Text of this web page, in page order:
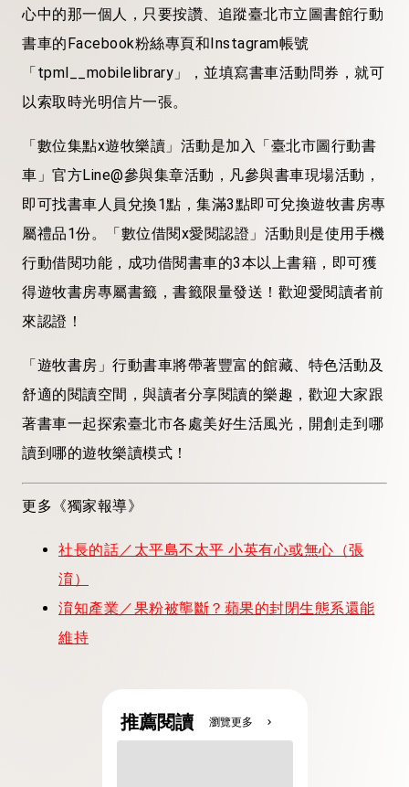
心中的那一個人，只要按讚、追蹤臺北市立圖書館行動
書車的Facebook粉絲專頁和Instagram帳號
「tpml__mobilelibrary」，並填寫書車活動問券，就可
以索取時光明信片一張。
「數位集點x遊牧樂讀」活動是加入「臺北市圖行動書
車」官方Line@參與集章活動，凡參與書車現場活動，
即可找書車人員兌換1點，集滿3點即可兌換遊牧書房專
屬禮品1份。「數位借閱x愛閱認證」活動則是使用手機
行動借閱功能，成功借閱書車的3本以上書籍，即可獲
得遊牧書房專屬書籤，書籤限量發送！歡迎愛閱讀者前
來認證！
「遊牧書房」行動書車將帶著豐富的館藏、特色活動及
舒適的閱讀空間，與讀者分享閱讀的樂趣，歡迎大家跟
著書車一起探索臺北市各處美好生活風光，開創走到哪
讀到哪的遊牧樂讀模式！
更多《獨家報導》
社長的話／太平島不太平 小英有心或無心（張
淯）
淯知產業／果粉被壟斷？蘋果的封閉生態系還能
維持
推薦閱讀 瀏覽更多 chevron_right